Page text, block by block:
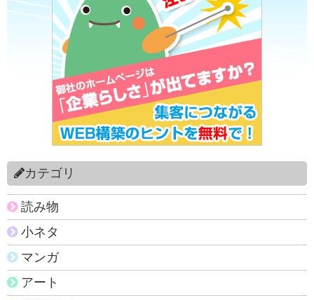
カテゴリ
読み物
小ネタ
マンガ
アート